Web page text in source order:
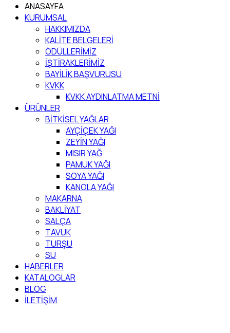
ANASAYFA
KURUMSAL
HAKKIMIZDA
KALİTE BELGELERİ
ÖDÜLLERİMİZ
İŞTİRAKLERİMİZ
BAYİLİK BAŞVURUSU
KVKK
KVKK AYDINLATMA METNİ
ÜRÜNLER
BİTKİSEL YAĞLAR
AYÇİÇEK YAĞI
ZEYİN YAĞI
MISIR YAĞ
PAMUK YAĞI
SOYA YAĞI
KANOLA YAĞI
MAKARNA
BAKLİYAT
SALÇA
TAVUK
TURŞU
SU
HABERLER
KATALOGLAR
BLOG
İLETİŞİM